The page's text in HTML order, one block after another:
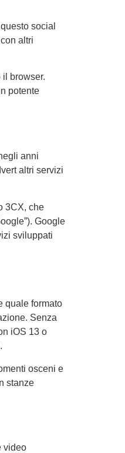
social
altri
browser.
potente
anni
altri servizi
3CX, che
Google
sviluppati
quale formato
Senza
iOS 13 o
osceni e
stanze
video